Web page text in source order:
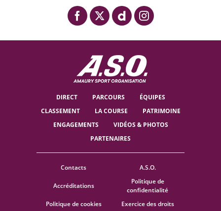
DIRECT PARCOURS
ÉQUIPES
CLASSEMENT
LA COURSE
PATRIMOINE
ENGAGEMENTS
VIDÉOS & PHOTOS
PARTENAIRES
Contacts A.S.O.
Accréditations
Politique de
confidentialité
Politique de cookies
Exercice des droits